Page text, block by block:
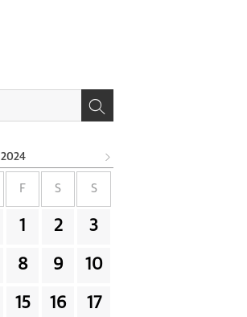
2024
F S S
1 2 3
8 9 10
15 16 17